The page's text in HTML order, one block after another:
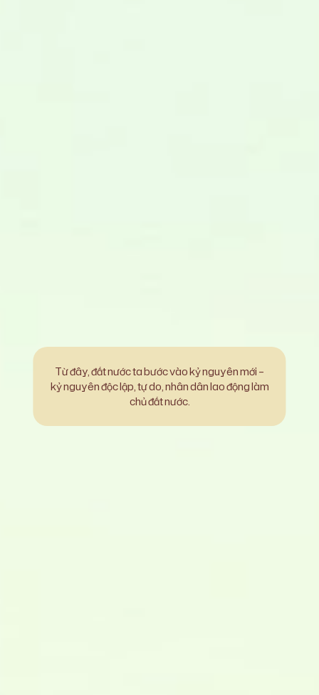
Từ đây, đất nước ta bước vào kỷ nguyên mới –
kỷ nguyên độc lập, tự do, nhân dân lao động làm
chủ đất nước.